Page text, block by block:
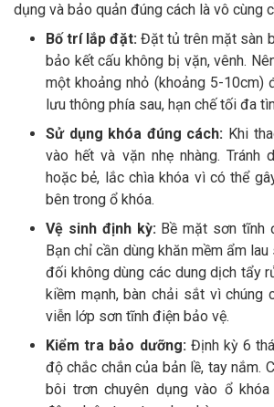
dụng và bảo quản đúng cách là vô cùng
Bố trí lắp đặt:Đặt tủ trên mặt sàn
bảo kết cấu không bị vặn, vênh.
một khoảng nhỏ (khoảng 5-10cm)
lưu thông phía sau, hạn chế tối đa
Sử dụng khóa đúng cách: Khi
vào hết và vặn nhẹ nhàng. Tránh
hoặc bẻ, lắc chìa khóa vì có thể
bên trong ổ khóa.
Vệ sinh định kỳ: Bề mặt sơn tĩnh
Bạn chỉ cần dùng khăn mềm ẩm
đối không dùng các dung dịch tẩy
kiềm mạnh, bàn chải sắt vì chúng
viễn lớp sơn tĩnh điện bảo vệ.
Kiểm tra bảo dưỡng: Định kỳ 6
độ chắc chắn của bản lề, tay nắm.
bôi trơn chuyên dụng vào ổ